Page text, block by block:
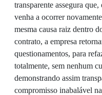
transparente assegura
venha a ocorrer
mesma causa raiz dentro
contrato, a empresa
questionamentos, para
totalmente, sem nenhum
demonstrando assim
compromisso inabalável